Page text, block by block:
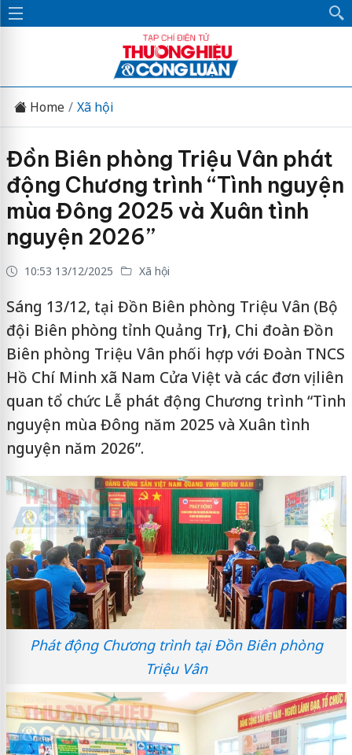
Home Xã hội
Đồn Biên phòng Triệu Vân phát
động Chương trình “Tình nguyện
mùa Đông 2025 và Xuân tình
nguyện 2026”
10:53 13/12/2025 Xã hội
Sáng 13/12, tại Đồn Biên phòng Triệu Vân (Bộ
đội Biên phòng tỉnh Quảng Trị), Chi đoàn Đồn
Biên phòng Triệu Vân phối hợp với Đoàn TNCS
Hồ Chí Minh xã Nam Cửa Việt và các đơn vị liên
quan tổ chức Lễ phát động Chương trình “Tình
nguyện mùa Đông năm 2025 và Xuân tình
nguyện năm 2026”.
Phát động Chương trình tại Đồn Biên phòng
Triệu Vân